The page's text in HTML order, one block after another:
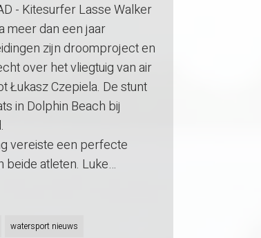
- Kitesurfer Lasse Walker
meer dan een jaar
zijn droomproject en
over het vliegtuig van air
Łukasz Czepiela. De stunt
in Dolphin Beach bij
vereiste een perfecte
beide atleten. Luke…
watersport nieuws